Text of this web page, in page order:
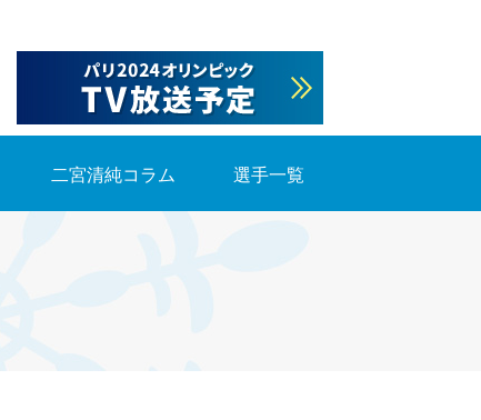
二宮清純コラム 選手一覧